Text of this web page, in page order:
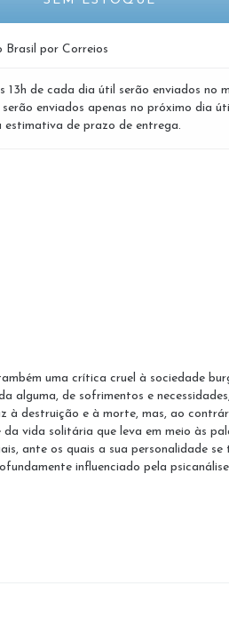
por Correios
13h de cada dia útil serão enviados no
enviados apenas no próximo dia
de prazo de entrega.
uma crítica cruel à sociedade
de sofrimentos e
à destruição e à morte, mas, ao
vida solitária que leva em meio às
ante os quais a sua personalidade se
influenciado pela